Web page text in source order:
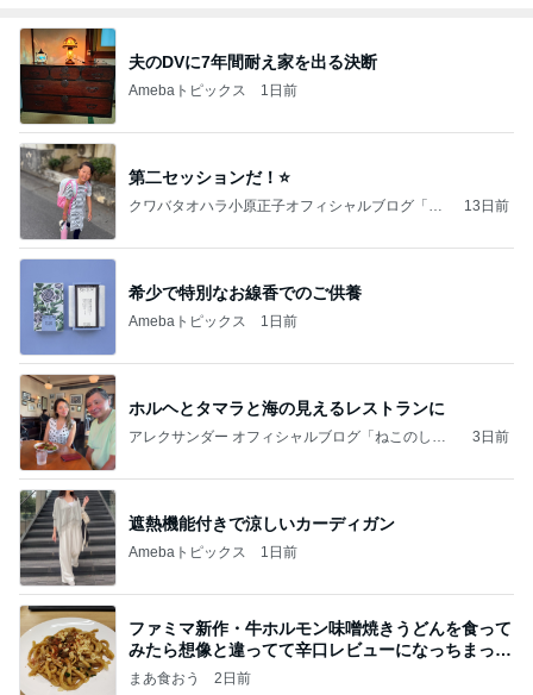
夫のDVに7年間耐え家を出る決断
Amebaトピックス 1日前
第二セッションだ！⭐️
クワバタオハラ小原正子オフィシャルブログ「女
13日前
希少で特別なお線香でのご供養
Amebaトピックス 1日前
ホルヘとタマラと海の見えるレストランに
アレクサンダー オフィシャルブログ「ねこのしっ
3日前
遮熱機能付きで涼しいカーディガン
Amebaトピックス 1日前
ファミマ新作・牛ホルモン味噌焼きうどんを食って
みたら想像と違ってて辛口レビューになっちまった
話
まあ食おう 2日前